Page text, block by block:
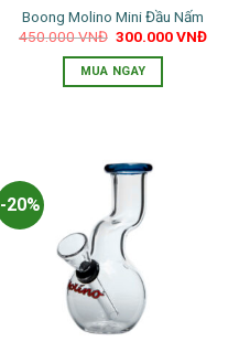
Boong Molino Mini Đầu Nấm
450.000VNĐ Giá
là:
450.000 VNĐ.
300.000VNĐGiá
MUA NGAY
-20%